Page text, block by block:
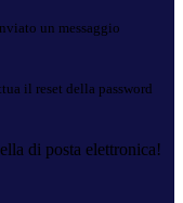
un messaggio
il reset della password
di posta elettronica!